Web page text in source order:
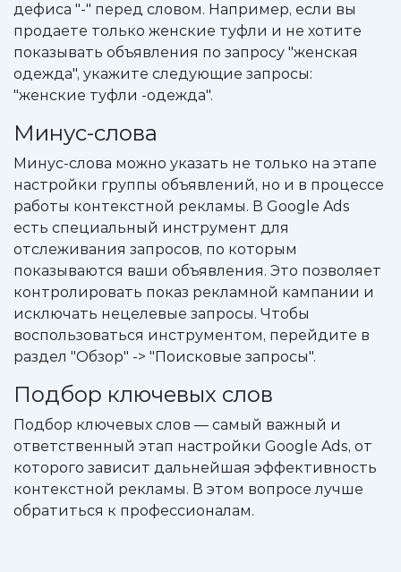
дефиса "-" перед словом. Например, если вы
продаете только женские туфли и не хотите
показывать объявления по запросу "женская
одежда", укажите следующие запросы:
"женские туфли -одежда".
Минус-слова
Минус-слова можно указать не только на этапе
настройки группы объявлений, но и в процессе
работы контекстной рекламы. В Google Ads
есть специальный инструмент для
отслеживания запросов, по которым
показываются ваши объявления. Это позволяет
контролировать показ рекламной кампании и
исключать нецелевые запросы. Чтобы
воспользоваться инструментом, перейдите в
раздел "Обзор" -> "Поисковые запросы".
Подбор ключевых слов
Подбор ключевых слов — самый важный и
ответственный этап настройки Google Ads, от
которого зависит дальнейшая эффективность
контекстной рекламы. В этом вопросе лучше
обратиться к профессионалам.